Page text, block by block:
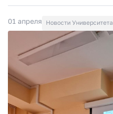
01 апреля Новости Университета